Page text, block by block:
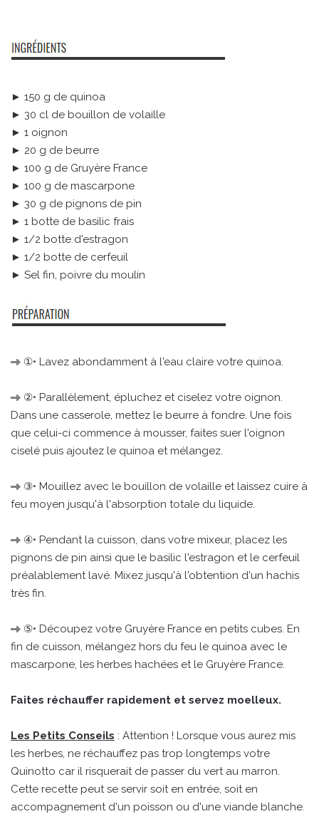
► 150 g de quinoa
► 30 cl de bouillon de volaille
► 1 oignon
► 20 g de beurre
► 100 g de Gruyère France
► 100 g de mascarpone
► 30 g de pignons de pin
► 1 botte de basilic frais
► 1/2 botte d'estragon
► 1/2 botte de cerfeuil
► Sel fin, poivre du moulin
①• Lavez abondamment à l'eau claire votre quinoa.
②• Parallèlement, épluchez et ciselez votre oignon.
Dans une casserole, mettez le beurre à fondre. Une fois
que celui-ci commence à mousser, faites suer l'oignon
ciselé puis ajoutez le quinoa et mélangez.
③• Mouillez avec le bouillon de volaille et laissez cuire à
feu moyen jusqu'à l'absorption totale du liquide.
④• Pendant la cuisson, dans votre mixeur, placez les
pignons de pin ainsi que le basilic l'estragon et le cerfeuil
préalablement lavé. Mixez jusqu'à l'obtention d'un hachis
très fin.
⑤• Découpez votre Gruyère France en petits cubes. En
fin de cuisson, mélangez hors du feu le quinoa avec le
mascarpone, les herbes hachées et le Gruyère France.
Faites réchauffer rapidement et servez moelleux.
Les Petits Conseils : Attention ! Lorsque vous aurez mis
les herbes, ne réchauffez pas trop longtemps votre
Quinotto car il risquerait de passer du vert au marron.
Cette recette peut se servir soit en entrée, soit en
accompagnement d'un poisson ou d'une viande blanche.